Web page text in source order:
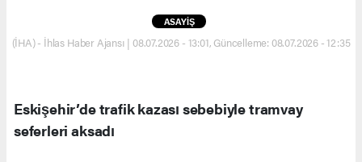
ASAYİŞ
(İHA) - İhlas Haber Ajansı | 08.07.2026 - 13:01, Güncelleme: 08.07.2026 - 12:35
Eskişehir’de trafik kazası sebebiyle tramvay
seferleri aksadı